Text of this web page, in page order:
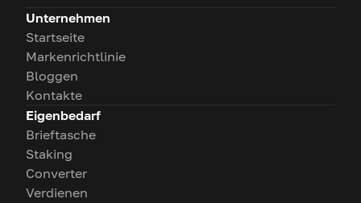
Unternehmen
Startseite
Markenrichtlinie
Bloggen
Kontakte
Eigenbedarf
Brieftasche
Staking
Converter
Verdienen